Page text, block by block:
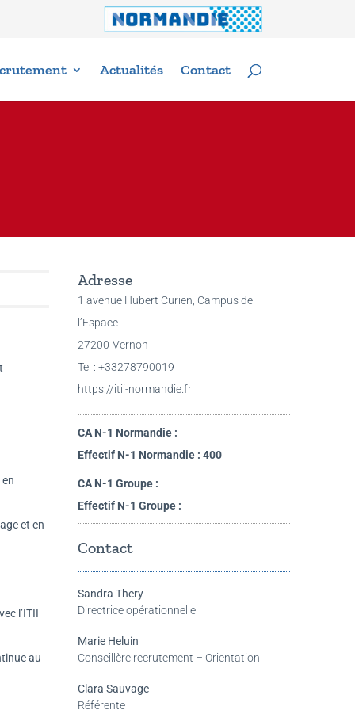
Actualités Contact
et en
l’ITII
au
Adresse
1 avenue Hubert Curien, Campus de
l’Espace
27200 Vernon
Tel : +33278790019
https://itii-normandie.fr
CA N-1 Normandie :
Effectif N-1 Normandie : 400
CA N-1 Groupe :
Effectif N-1 Groupe :
Contact
Sandra Thery
Directrice opérationnelle
Marie Heluin
Conseillère recrutement – Orientation
Clara Sauvage
Référente